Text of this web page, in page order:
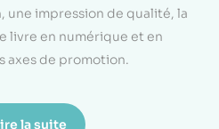
impression de qualité, la
livre en numérique et en
axes de promotion.
la suite